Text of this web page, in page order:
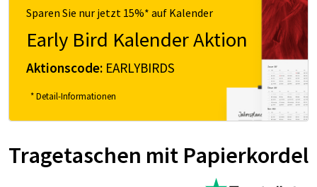
Sparen Sie nur jetzt 15%* auf Kalender
Early Bird Kalender Aktion
Aktionscode: EARLYBIRDS
* Detail-Informationen
Tragetaschen mit Papierkordel